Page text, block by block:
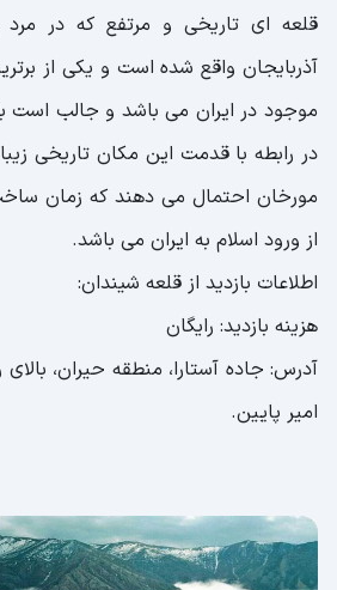
قلعه ای تاریخی و مرتفع که در
آذربایجان واقع شده است و یکی از
موجود در ایران می باشد و جالب است
در رابطه با قدمت این مکان تاریخی
مورخان احتمال می دهند که زمان
از ورود اسلام به ایران می باشد.
اطلاعات بازدید از قلعه شیندان:
هزینه بازدید: رایگان
آدرس: جاده آستارا، منطقه حیران،
امیر پایین.